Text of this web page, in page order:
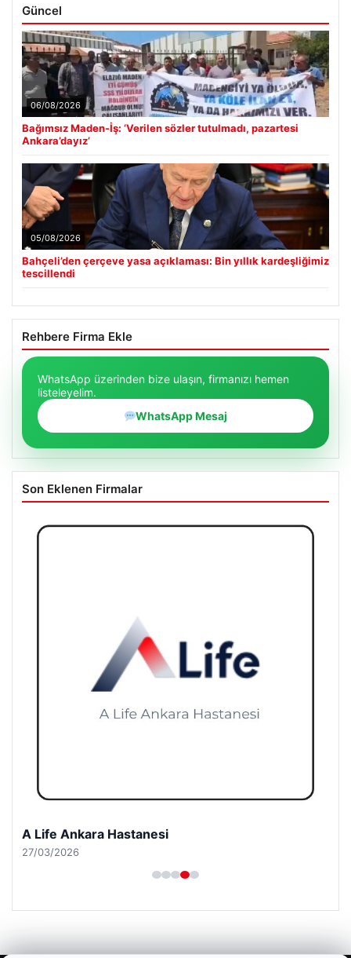
Güncel
06/08/2026
Bağımsız Maden-İş: ‘Verilen sözler tutulmadı, pazartesi
Ankara’dayız’
05/08/2026
Bahçeli’den çerçeve yasa açıklaması: Bin yıllık kardeşliğimiz
tescillendi
Rehbere Firma Ekle
WhatsApp üzerinden bize ulaşın, firmanızı hemen
listeleyelim.
WhatsApp Mesaj
Son Eklenen Firmalar
A Life Ankara Hastanesi
27/03/2026